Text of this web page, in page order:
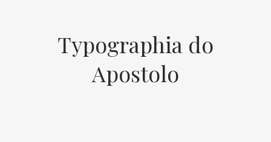
Typographia do
Apostolo